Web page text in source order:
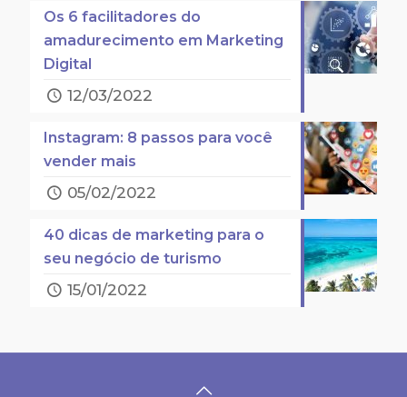
Os 6 facilitadores do
amadurecimento em Marketing
Digital
12/03/2022
Instagram: 8 passos para você
vender mais
05/02/2022
40 dicas de marketing para o
seu negócio de turismo
15/01/2022